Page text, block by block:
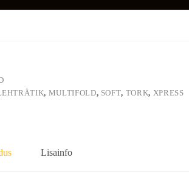
, MULTIFOLD, SOFT, TORK, XPRESS
Lisainfo